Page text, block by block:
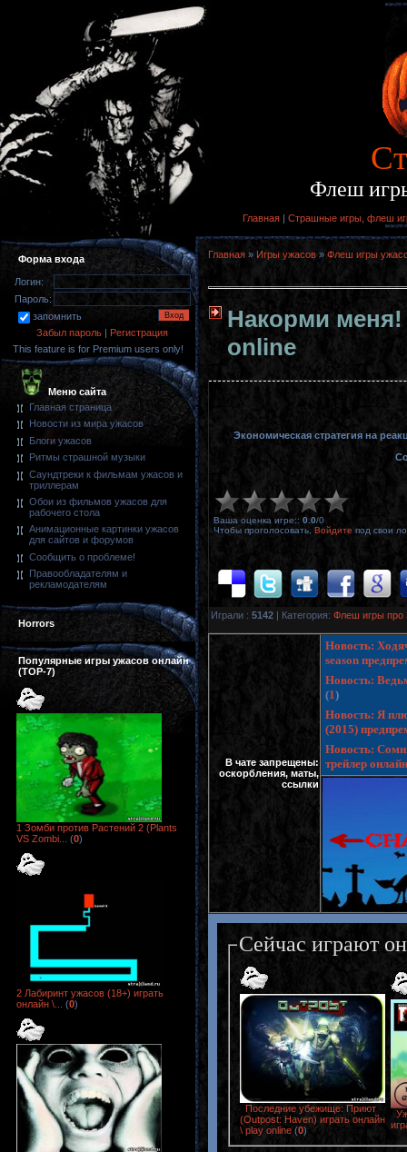
Флеш
Главная | Страшные игры, флеш
Форма входа
Логин:
Пароль:
запомнить
Забыл пароль | Регистрация
This feature is for Premium users only!
Меню сайта
Главная страница
Новости из мира ужасов
Блоги ужасов
Ритмы страшной музыки
Саундтреки к фильмам ужасов и
триллерам
Обои из фильмов ужасов для
рабочего стола
Анимационные картинки ужасов
для сайтов и форумов
Сообщить о проблеме!
Правообладателям и
рекламодателям
Horrors
Популярные игры ужасов онлайн
(TOP-7)
1 Зомби против Растений 2 (Plants
VS Zombi...
(0)
2 Лабиринт ужасов (18+) играть
онлайн \...
(0)
Главная » Игры ужасов » Флеш игры
Накорми меня!
online
Экономическая стратегия на
Ваша оценка игре:: 0.0/0
Чтобы проголосовать, Войдите под свои
Играли : 5142 | Категория: Флеш игры про
В чате запрещены:
оскорбления, маты,
ссылки
Новость:
season
Новость:
(1)
Новость: Я
(2015)
Новость:
трейлер онлайн
Сейчас играют
Последние убежище: Приют
(Outpost: Haven) играть онлайн
\ play online (0)